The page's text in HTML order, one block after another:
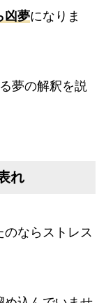
凶夢になりま
夢の解釈を説
れ
ならストレス